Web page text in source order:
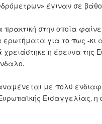
έγιναν σε
στην οποία
για το πως -κι
η έρευνα της
με πολύ
Εισαγγελίας,